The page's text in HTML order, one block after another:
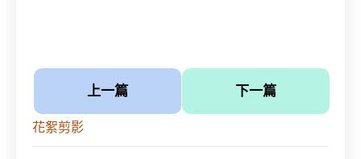
上一篇 下一篇
花絮剪影